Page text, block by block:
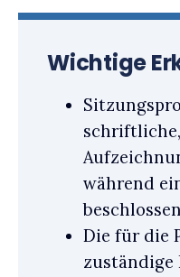
Wichtige
während
Die für die
zuständige